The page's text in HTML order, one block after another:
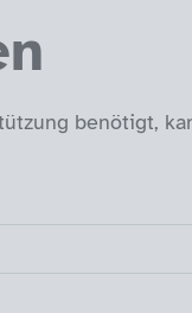
benötigt,